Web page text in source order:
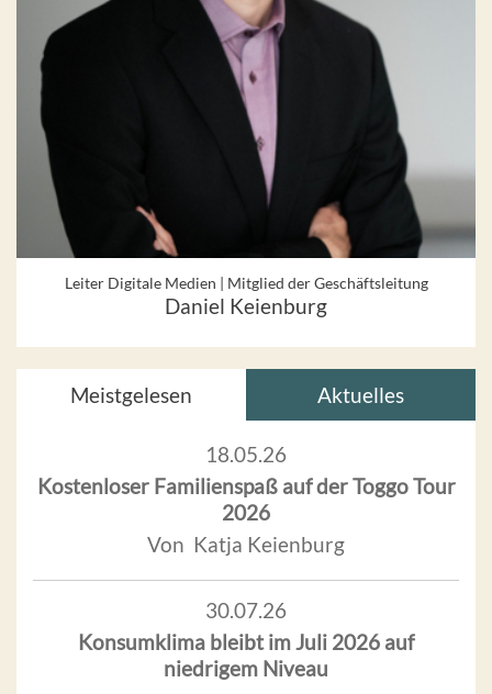
Leiter Digitale Medien | Mitglied der Geschäftsleitung
Daniel Keienburg
Meistgelesen Aktuelles
18.05.26
Kostenloser Familienspaß auf der Toggo Tour
2026
Von Katja Keienburg
30.07.26
Konsumklima bleibt im Juli 2026 auf
niedrigem Niveau